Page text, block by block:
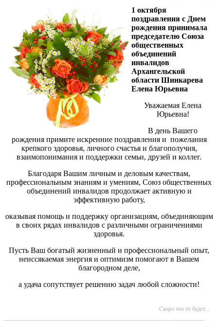
1 октября
поздравления с Днем
рождения принимала
председателю Союза
общественных
объединений
инвалидов
Архангельской
области Шинкарева
Елена Юрьевна
Уважаемая Елена
Юрьевна!
В день Вашего
рождения примите искренние поздравления и пожелания
крепкого здоровья, личного счастья и благополучия,
взаимопонимания и поддержки семьи, друзей и коллег.
Благодаря Вашим личным и деловым качествам,
профессиональным знаниям и умениям, Союз общественных
объединений инвалидов продолжает активную и
эффективную работу,
оказывая помощь и поддержку организациям, объединяющим
в своих рядах инвалидов с различными ограничениями
здоровья.
Пусть Ваш богатый жизненный и профессиональный опыт,
неиссякаемая энергия и оптимизм помогают в Вашем
благородном деле,
а удача сопутствует решению задач любой сложности!
Скоро что то будет...